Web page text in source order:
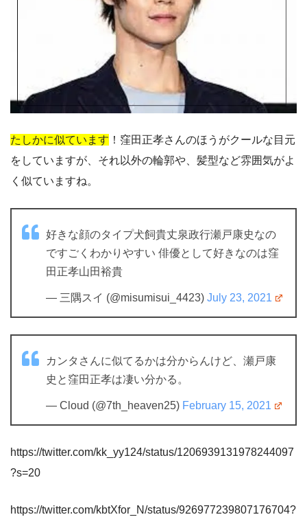
たしかに似ています ！窪田正孝さんのほうがクールな目元
をしていますが、それ以外の輪郭や、髪型など雰囲気がよ
く似ていますね。
好きな顔のタイプ犬飼貴丈泉政行瀬戸康史なの
ですごくわかりやすい 俳優として好きなのは窪
田正孝山田裕貴
— 三隅スイ (@misumisui_4423) July 23, 2021
カンタさんに似てるかは分からんけど、瀬戸康
史と窪田正孝は凄い分かる。
— Cloud (@7th_heaven25) February 15, 2021
https://twitter.com/kk_yy124/status/1206939131978244097
?s=20
https://twitter.com/kbtXfor_N/status/926977239807176704?